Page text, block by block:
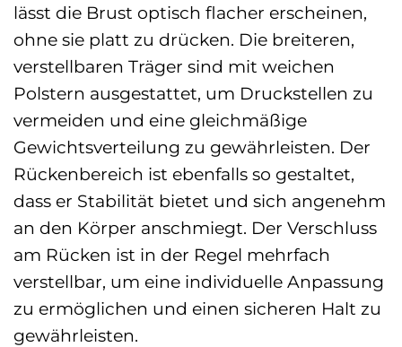
lässt die Brust optisch flacher erscheinen,
ohne sie platt zu drücken. Die breiteren,
verstellbaren Träger sind mit weichen
Polstern ausgestattet, um Druckstellen zu
vermeiden und eine gleichmäßige
Gewichtsverteilung zu gewährleisten. Der
Rückenbereich ist ebenfalls so gestaltet,
dass er Stabilität bietet und sich angenehm
an den Körper anschmiegt. Der Verschluss
am Rücken ist in der Regel mehrfach
verstellbar, um eine individuelle Anpassung
zu ermöglichen und einen sicheren Halt zu
gewährleisten.